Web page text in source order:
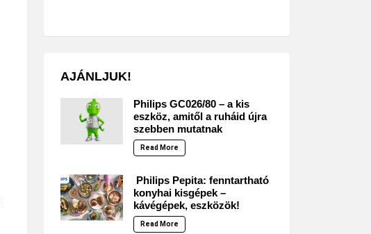
AJÁNLJUK!
Philips GC026/80 – a kis
eszköz, amitől a ruháid újra
szebben mutatnak
Read More
Philips Pepita: fenntartható
konyhai kisgépek –
kávégépek, eszközök!
Read More